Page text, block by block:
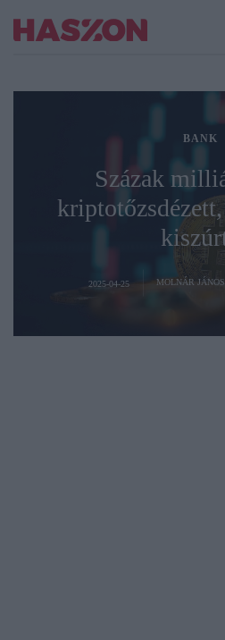
BANK
Százak
2025-04-25 MOLNÁR JÁNOS